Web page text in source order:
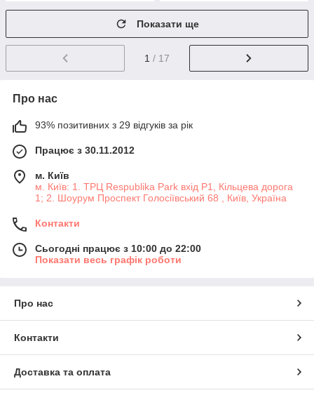
Показати ще
1 / 17
Про нас
93% позитивних з 29 відгуків за рік
Працює з 30.11.2012
м. Київ
м. Київ: 1. ТРЦ Respublika Park вхід P1, Кільцева дорога
1; 2. Шоурум Проспект Голосіївський 68 , Київ, Україна
Контакти
Сьогодні працює з 10:00 до 22:00
Показати весь графік роботи
Про нас
Контакти
Доставка та оплата